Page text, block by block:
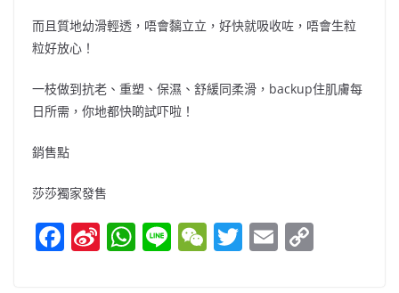
而且質地幼滑輕透，唔會黐立立，好快就吸收咗，唔會生粒
粒好放心！
一枝做到抗老、重塑、保濕、舒緩同柔滑， backup住肌膚每
日所需，你地都快啲試吓啦！
銷售點
莎莎獨家發售
F Si W Li W T E